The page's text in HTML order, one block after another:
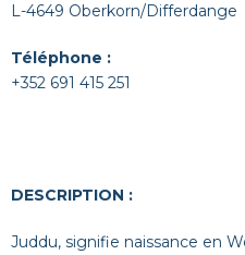
L-4649 Oberkorn/Differdange
Téléphone :
+352 691 415 251
DESCRIPTION :
Juddu, signifie naissance en